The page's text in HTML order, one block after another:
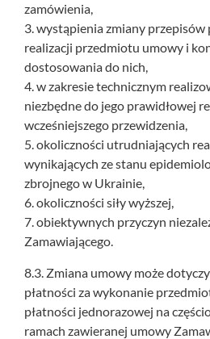
zamówienia,
3. wystąpienia zmiany przepisów
realizacji przedmiotu umowy i
dostosowania do nich,
4. w zakresie technicznym
niezbędne do jego prawidłowej
wcześniejszego przewidzenia,
5. okoliczności utrudniających
wynikających ze stanu
zbrojnego w Ukrainie,
6. okoliczności siły wyższej,
7. obiektywnych przyczyn
Zamawiającego.
8.3. Zmiana umowy może
płatności za wykonanie
płatności jednorazowej na
ramach zawieranej umowy